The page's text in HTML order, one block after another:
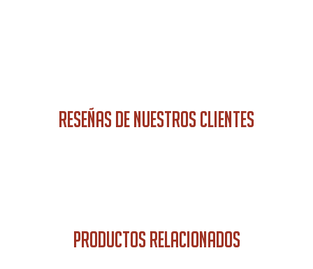
RESEÑAS DE NUESTROS CLIENTES
PRODUCTOS RELACIONADOS